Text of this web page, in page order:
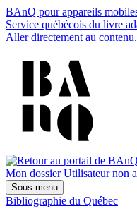
BAnQ pour appareils
Service québécois du livre
Aller directement au contenu.
Mon dossier Utilisateur non
Sous-menu
Bibliographie du Québec